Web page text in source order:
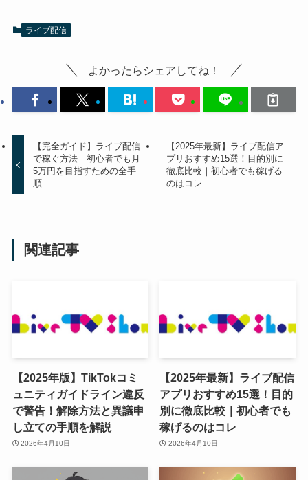
ライブ配信
よかったらシェアしてね！
【完全ガイド】ライブ配信
で稼ぐ方法｜初心者でも月
5万円を目指すための全手
順
【2025年最新】ライブ配信ア
プリおすすめ15選！目的別に
徹底比較｜初心者でも稼げる
のはコレ
関連記事
【2025年版】TikTokコミ
ュニティガイドライン違反
で警告！解除方法と異議申
し立ての手順を解説
2026年4月10日
【2025年最新】ライブ配信
アプリおすすめ15選！目的
別に徹底比較｜初心者でも
稼げるのはコレ
2026年4月10日